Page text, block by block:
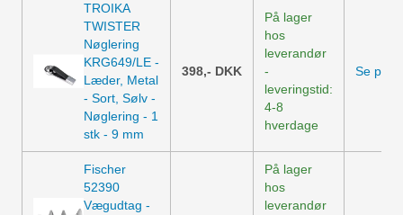
TROIKA
TWISTER
Nøglering
KRG649/LE -
Læder, Metal
- Sort, Sølv -
Nøglering - 1
stk - 9 mm
398,- DKK
På lager
hos
leverandør
-
leveringstid:
4-8
hverdage
Se
Fischer
52390
Vægudtag -
På lager
hos
leverandør